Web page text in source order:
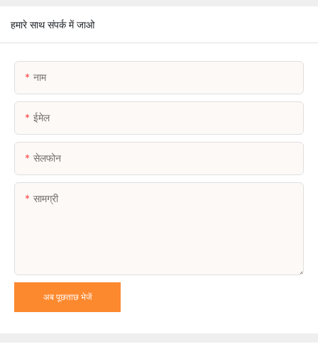
हमारे साथ संपर्क में जाओ
नाम
ईमेल
सेलफोन
सामग्री
अब पूछताछ भेजें